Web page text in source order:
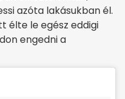
azóta lakásukban él.
élte le egész eddigi
engedni a